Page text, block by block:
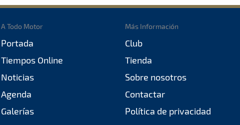
A Todo Motor
Portada
Tiempos Online
Noticias
Agenda
Galerías
Más Información
Club
Tienda
Sobre nosotros
Contactar
Política de privacidad